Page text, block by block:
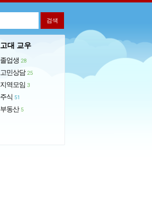
고대 교우
졸업생 28
고민상담 25
지역모임 3
주식 51
부동산 5